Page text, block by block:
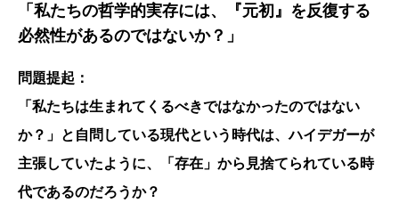
「私たちの哲学的実存には、『元初』を反復する
必然性があるのではないか？」
問題提起：
「私たちは生まれてくるべきではなかったのではない
か？」と自問している現代という時代は、ハイデガーが
主張していたように、「存在」から見捨てられている時
代であるのだろうか？